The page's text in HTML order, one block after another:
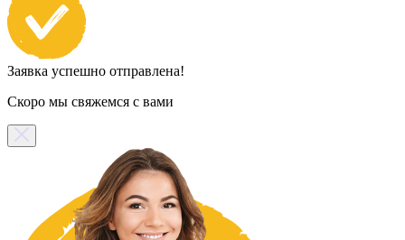
Заявка успешно отправлена!
Скоро мы свяжемся с вами